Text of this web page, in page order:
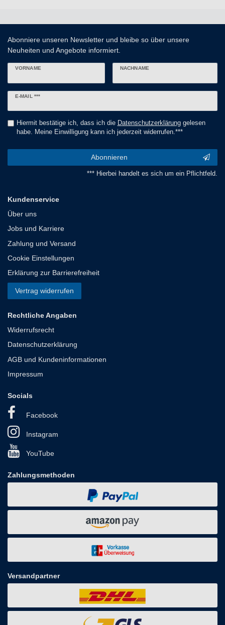
Abonniere unseren Newsletter und bleibe so über unsere
Neuheiten und Angebote informiert.
VORNAME NACHNAME
E-MAIL ***
Newsletter
Hiermit bestätige ich, dass ich die Daten­schutz­erklärunggelesen
habe. Meine Einwilligung kann ich jederzeit widerrufen.***
Abonnieren
*** Hierbei handelt es sich um ein Pflichtfeld.
Kundenservice
Über uns
Jobs und Karriere
Zahlung und Versand
Cookie Einstellungen
Erklärung zur Barrierefreiheit
Vertrag widerrufen
Rechtliche Angaben
Widerrufsrecht
Datenschutzerklärung
AGB und Kundeninformationen
Impressum
Socials
Facebook
Instagram
YouTube
Zahlungsmethoden
Versandpartner